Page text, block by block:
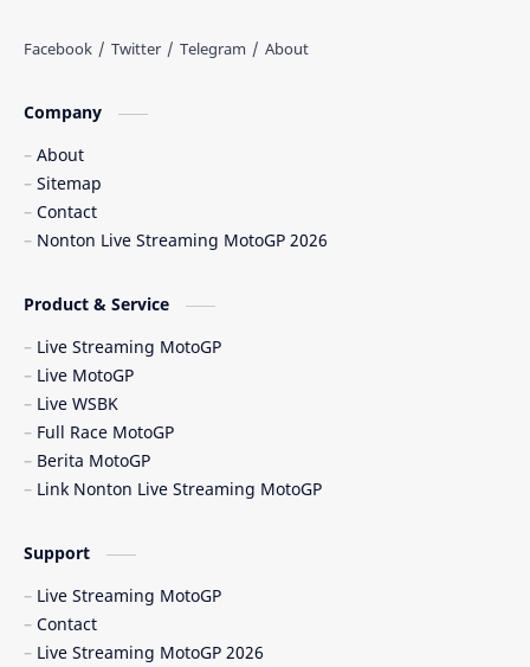
Berita Balap
Berita MotoGP Terbaru Berita Viral
Bos Ducati
British GP
Brno
Buriram
Catalunya GP 2026
Company
About
Sitemap
Contact
Nonton Live Streaming MotoGP 2026
Product & Service
Live Streaming MotoGP
Live MotoGP
Live WSBK
Full Race MotoGP
Berita MotoGP
Link Nonton Live Streaming MotoGP
Support
Live Streaming MotoGP
Contact
Live Streaming MotoGP 2026